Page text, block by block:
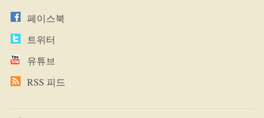
페이스북
트위터
유튜브
RSS 피드